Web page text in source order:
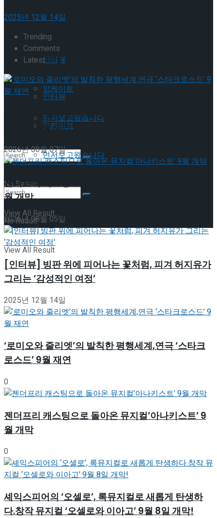
Trending Tags
인터뷰
앙케이트
먼저보고왔습니다
No Result
View All Result
이호원
Trending Tags
인터뷰
앙케이트
먼저보고왔습니다
No Result
View All Result
2025년 12월 14일
Trending
Comments
Latest
‘로미오와 줄리엣’의 발칙한 평행세계,연극 ‘스타크
로스드’ 9월 재연
2026년 08월 07일
젠더프리 캐스팅으로 돌아온 뮤지컬’아나키스트’ 9
월 개막
2026년 08월 05일
[인터뷰] 빙판 위에 피어나는 꽃처럼, 피겨 허지유가
그리는 ‘감성적인 여정’
2025년 12월 14일
‘로미오와 줄리엣’의 발칙한 평행세계,연극 ‘스타크
로스드’ 9월 재연
0
젠더프리 캐스팅으로 돌아온 뮤지컬’아나키스트’ 9
월 개막
0
셰익스피어의 ‘오셀로’, 록뮤지컬로 새롭게 탄생하
다.창작 뮤지컬 ‘오셀로와 이아고’ 9월 8일 개막!